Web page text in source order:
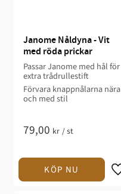
Janome Nåldyna - Vit
med röda prickar
Passar Janome med hål för
extra trådrullestift
Förvara knappnålarna nära
och med stil
79,00 kr /st